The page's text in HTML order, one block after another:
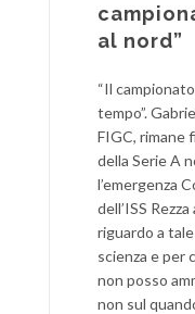
al nord”
“Il
tempo”.
FIGC, rimane
della Serie A
l’emergenza
dell’ISS
riguardo a
scienza e per
non posso
non sul